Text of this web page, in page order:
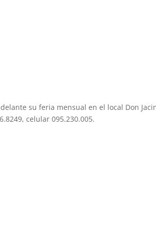
su feria mensual en el local Don
celular 095.230.005.